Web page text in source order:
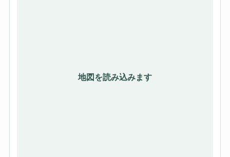
地図を読み込みます